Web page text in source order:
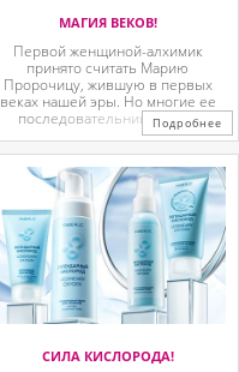
МАГИЯ ВЕКОВ!
Первой женщиной-алхимик
принято считать Марию
Пророчицу, жившую в первых
веках нашей эры. Но многие ее
последовательницы так ...
Подробнее
СИЛА КИСЛОРОДА!